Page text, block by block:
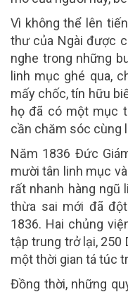
Vì không thể lên
thư của Ngài được
nghe trong những
linh mục ghé qua,
mấy chốc, tín hữu
họ đã có một mục
cần chăm sóc cùng
Năm 1836 Đức
mười tân linh mục
rất nhanh hàng ngũ
thừa sai mới đã
1836. Hai chủng
tập trung trở lại, 250
một thời gian tá túc
Đồng thời, những